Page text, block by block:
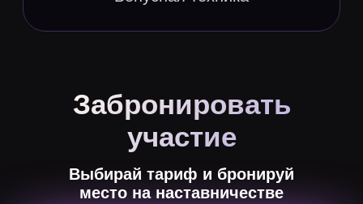
Онлайн-эфиры
Баренцевой
6 живых онлайн-встреч
с Татьяной с разборами
с Владимиром с разборами
вопросов участников в прямом
Новые углублённые
практики